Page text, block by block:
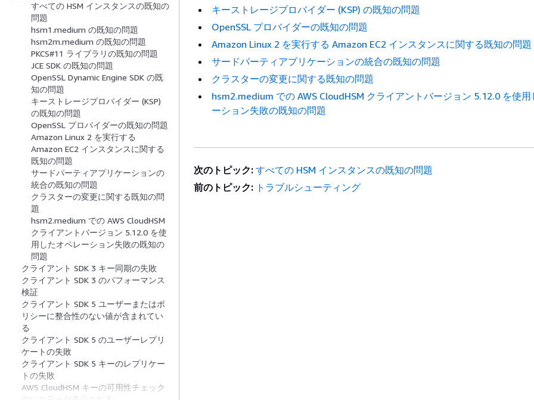
すべての HSM インスタンスの既知の
問題
hsm1.medium の既知の問題
hsm2m.medium の既知の問題
PKCS#11 ライブラリの既知の問題
JCE SDK の既知の問題
OpenSSL Dynamic Engine SDK の既
知の問題
キーストレージプロバイダー (KSP)
の既知の問題
OpenSSL プロバイダーの既知の問題
Amazon Linux 2 を実行する
Amazon EC2 インスタンスに関する
既知の問題
サードパーティアプリケーションの
統合の既知の問題
クラスターの変更に関する既知の問
題
hsm2.medium での AWS CloudHSM
クライアントバージョン 5.12.0 を使
用したオペレーション失敗の既知の
問題
クライアント SDK 3 キー同期の失敗
クライアント SDK 3 のパフォーマンス
検証
クライアント SDK 5 ユーザーまたはポ
リシーに整合性のない値が含まれてい
る
クライアント SDK 5 のユーザーレプリ
ケートの失敗
クライアント SDK 5 キーのレプリケー
トの失敗
AWS CloudHSM キーの可用性チェック
キーストレージプロバイダー (KSP) の既知の問題
OpenSSL プロバイダーの既知の問題
Amazon Linux 2 を実行する Amazon EC2 インスタンスに関する既知の問題
サードパーティアプリケーションの統合の既知の問題
クラスターの変更に関する既知の問題
hsm2.medium での AWS CloudHSM クライアントバージョン 5.12.0 を使用
ーション失敗の既知の問題
次のトピック: すべての HSM インスタンスの既知の問題
前のトピック: トラブルシューティング